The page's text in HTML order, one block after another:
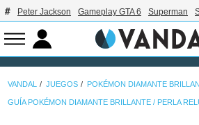
Peter Jackson Gameplay GTA 6 Superman
VANDAL JUEGOS POKÉMON DIAMANTE
GUÍA POKÉMON DIAMANTE BRILLANTE / PERLA